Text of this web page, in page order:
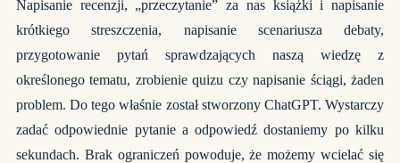
Napisanie recenzji, „przeczytanie” za nas książki i napisanie
krótkiego streszczenia, napisanie scenariusza debaty,
przygotowanie pytań sprawdzających naszą wiedzę z
określonego tematu, zrobienie quizu czy napisanie ściągi, żaden
problem. Do tego właśnie został stworzony ChatGPT. Wystarczy
zadać odpowiednie pytanie a odpowiedź dostaniemy po kilku
sekundach. Brak ograniczeń powoduje, że możemy wcielać się